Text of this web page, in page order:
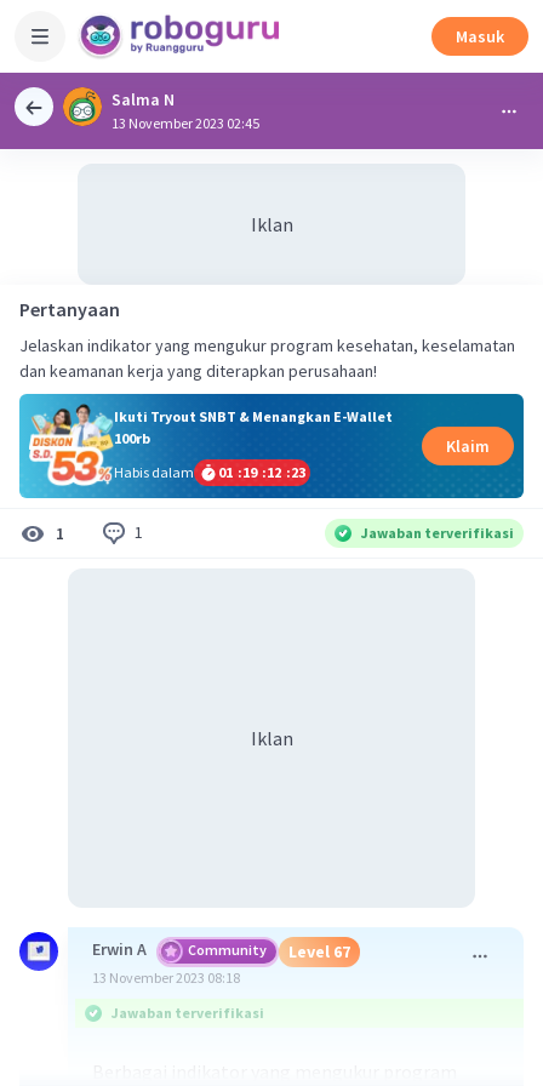
Masuk
Salma N
13 November 2023 02:45
Iklan
Pertanyaan
Jelaskan indikator yang mengukur program kesehatan, keselamatan
dan keamanan kerja yang diterapkan perusahaan!
Ikuti Tryout SNBT & Menangkan E-Wallet
100rb
Habis dalam
01 :19 :12 :23
Klaim
1 1 Jawaban terverifikasi
Iklan
Erwin A Community Level 67
13 November 2023 08:18
Jawaban terverifikasi